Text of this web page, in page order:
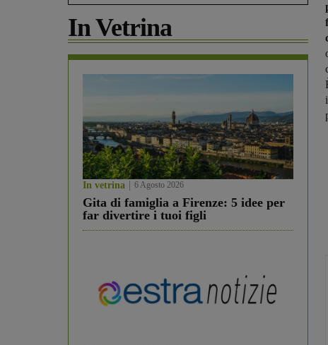
In Vetrina
In vetrina 6 Agosto 2026
Gita di famiglia a Firenze: 5 idee per
far divertire i tuoi figli